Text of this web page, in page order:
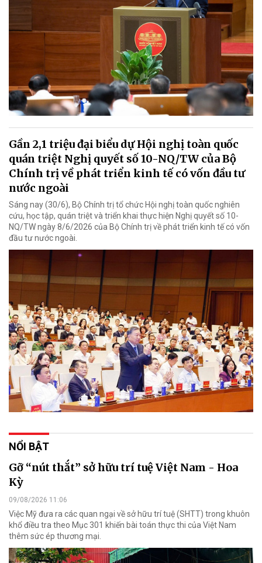
Gần 2,1 triệu đại biểu dự Hội nghị toàn quốc
quán triệt Nghị quyết số 10-NQ/TW của Bộ
Chính trị về phát triển kinh tế có vốn đầu tư
nước ngoài
Sáng nay (30/6), Bộ Chính trị tổ chức Hội nghị toàn quốc nghiên
cứu, học tập, quán triệt và triển khai thực hiện Nghị quyết số 10-
NQ/TW ngày 8/6/2026 của Bộ Chính trị về phát triển kinh tế có vốn
đầu tư nước ngoài.
NỔI BẬT
Gỡ “nút thắt” sở hữu trí tuệ Việt Nam - Hoa
Kỳ
09/08/2026 11:06
Việc Mỹ đưa ra các quan ngại về sở hữu trí tuệ (SHTT) trong khuôn
khổ điều tra theo Mục 301 khiến bài toán thực thi của Việt Nam
thêm sức ép thương mại.